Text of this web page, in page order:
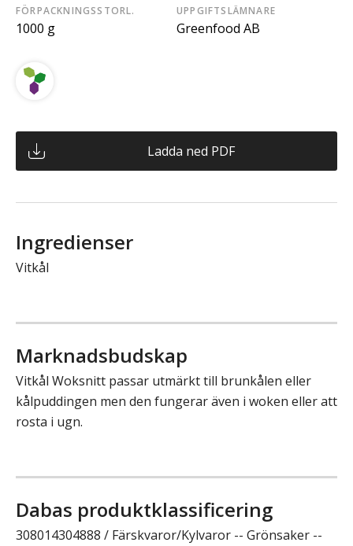
FÖRPACKNINGSSTORL.
1000 g
UPPGIFTSLÄMNARE
Greenfood AB
Ladda ned PDF
Ingredienser
Vitkål
Marknadsbudskap
Vitkål Woksnitt passar utmärkt till brunkålen eller
kålpuddingen men den fungerar även i woken eller att
rosta i ugn.
Dabas produktklassificering
308014304888 / Färskvaror/Kylvaror -- Grönsaker --